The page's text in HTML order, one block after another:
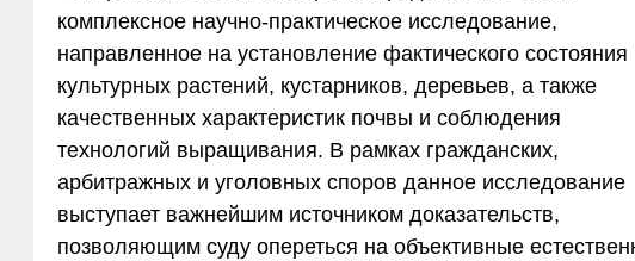
комплексное научно-практическое исследование,
направленное на установление фактического состояния
культурных растений, кустарников, деревьев, а также
качественных характеристик почвы и соблюдения
технологий выращивания. В рамках гражданских,
арбитражных и уголовных споров данное исследование
выступает важнейшим источником доказательств,
позволяющим суду опереться на объективные